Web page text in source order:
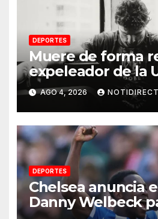
DEPORTES
Muere de forma
expeleador de la
investigan las
AGO 4, 2026
DEPORTES
Chelsea anuncia
Danny Welbeck